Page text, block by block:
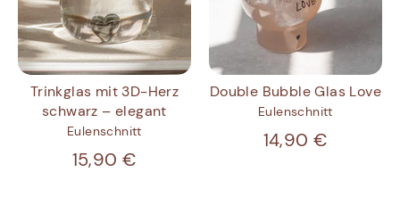
Trinkglas mit 3D-Herz
schwarz – elegant
Eulenschnitt
15,90 €
Double Bubble Glas Love
Eulenschnitt
14,90 €